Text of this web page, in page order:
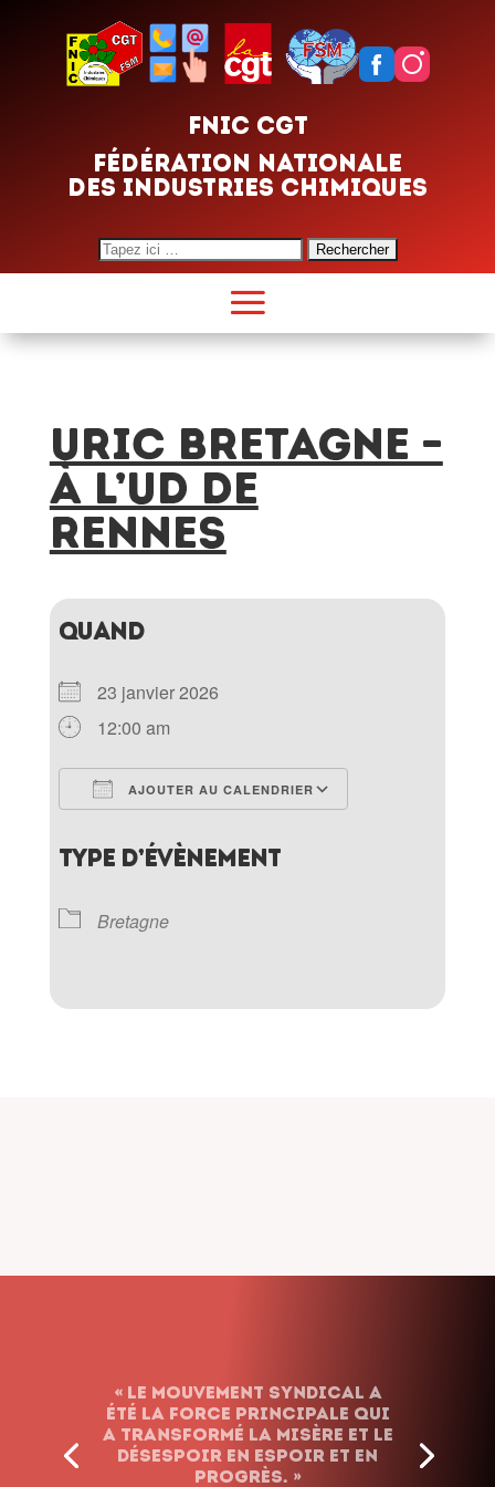
FNIC CGT
FÉDÉRATION NATIONALE
DES INDUSTRIES CHIMIQUES
Search
for:
URIC BRETAGNE –
À L’UD DE
RENNES
QUAND
23 janvier 2026
12:00 am
AJOUTER AU CALENDRIER
TYPE D’ÉVÈNEMENT
Bretagne